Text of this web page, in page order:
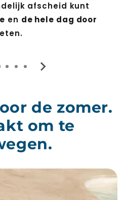
afscheid kunt
en de hele dag door
de zomer.
om te